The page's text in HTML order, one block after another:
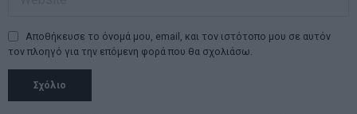
Αποθήκευσε το όνομά μου, email, και τον ιστότοπο μου σε αυτόν
τον πλοηγό για την επόμενη φορά που θα σχολιάσω.